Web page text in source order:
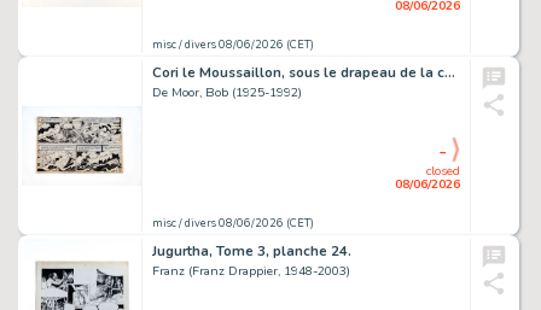
misc / divers 08/06/2026 (CET)
08/06/2026
Cori le Moussaillon, sous le drapeau de la compagnie, seconde partie…
De Moor, Bob (1925-1992)
misc / divers 08/06/2026 (CET)
closed
08/06/2026
-
Jugurtha, Tome 3, planche 24.
Franz (Franz Drappier, 1948-2003)